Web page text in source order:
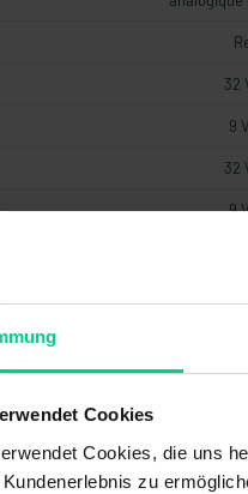
Cookies
Cookies, die uns
zu
32
9
32
9